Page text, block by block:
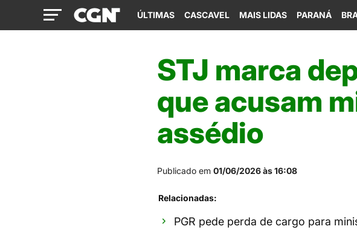
ÚLTIMAS CASCAVEL MAIS LIDAS PARANÁ
STJ marca
que acusam
assédio
Publicado em 01/06/2026 às 16:08
Relacionadas:
PGR pede perda de cargo para